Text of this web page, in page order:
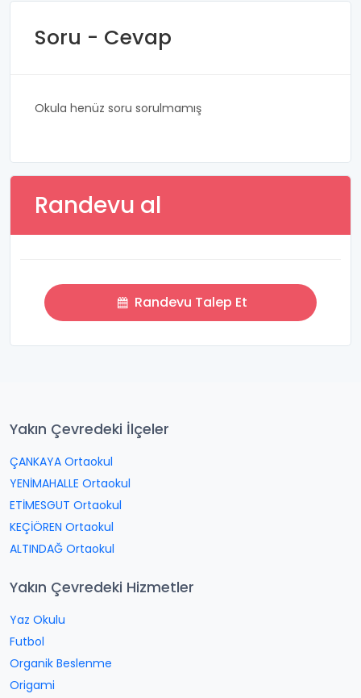
Soru - Cevap
Okula henüz soru sorulmamış
Randevu al
Randevu Talep Et
Yakın Çevredeki İlçeler
ÇANKAYA Ortaokul
YENİMAHALLE Ortaokul
ETİMESGUT Ortaokul
KEÇİÖREN Ortaokul
ALTINDAĞ Ortaokul
Yakın Çevredeki Hizmetler
Yaz Okulu
Futbol
Organik Beslenme
Origami